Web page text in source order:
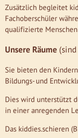
Zusätzlich begleitet
Fachoberschüler
qualifizierte
Unsere Räume
Sie bieten den
Bildungs- und
Dies wird unterstützt
in einer anregenden
Das kiddies.schieren